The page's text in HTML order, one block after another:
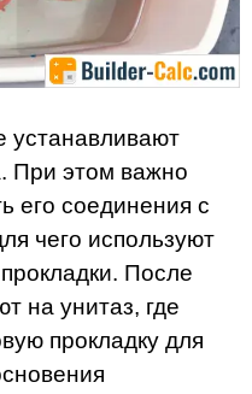
устанавливают
При этом важно
его соединения с
чего используют
После
на унитаз, где
прокладку для